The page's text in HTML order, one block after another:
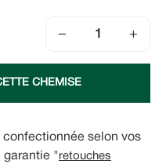
− +
CHEMISE
selon vos
garantie " retouches